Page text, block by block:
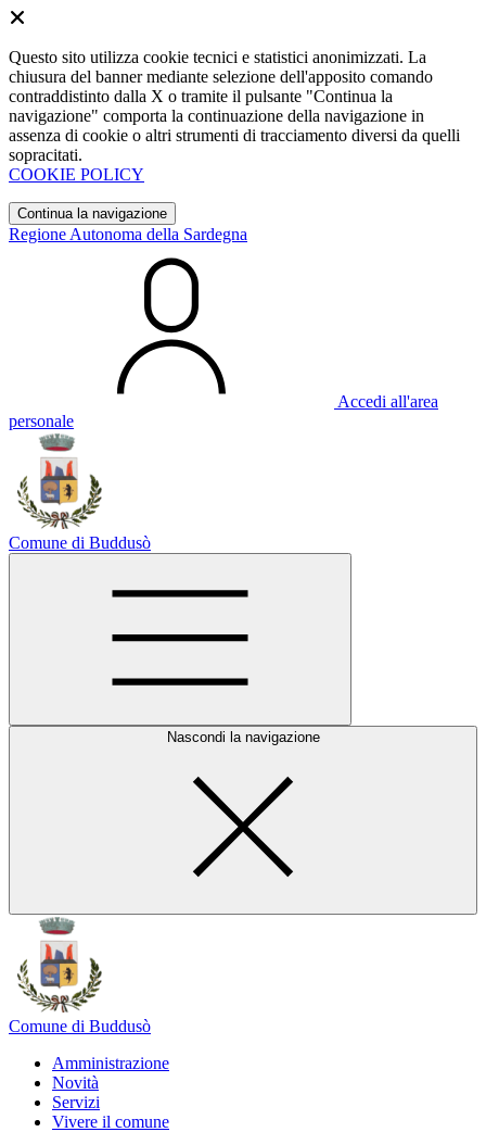
Questo sito utilizza cookie tecnici e statistici anonimizzati. La
chiusura del banner mediante selezione dell'apposito comando
contraddistinto dalla X o tramite il pulsante "Continua la
navigazione" comporta la continuazione della navigazione in
assenza di cookie o altri strumenti di tracciamento diversi da quelli
sopracitati.
COOKIE POLICY
Continua la navigazione
Regione Autonoma della Sardegna
Accedi all'area
personale
Comune di Buddusò
Nascondi la navigazione
Comune di Buddusò
Amministrazione
Novità
Servizi
Vivere il comune